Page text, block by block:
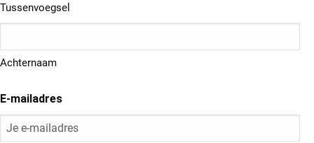
Tussenvoegsel
Achternaam
E-mailadres